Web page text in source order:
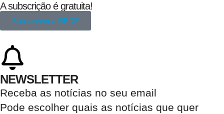
A subscrição é gratuita!
Subscrever a REDE
NEWSLETTER
Receba as notícias no seu email​
Pode escolher quais as notícias que quer